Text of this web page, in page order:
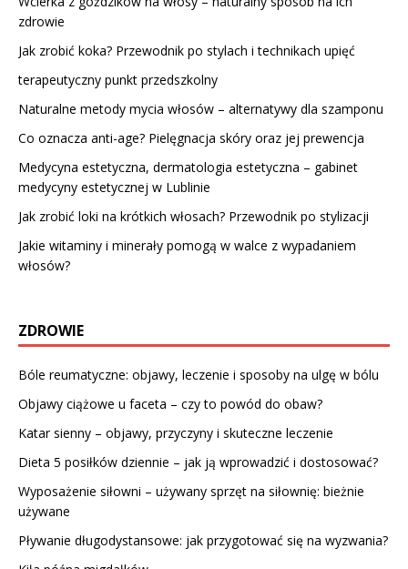
zdrowie
Jak zrobić koka? Przewodnik po stylach i technikach upięć
terapeutyczny punkt przedszkolny
Naturalne metody mycia włosów – alternatywy dla szamponu
Co oznacza anti-age? Pielęgnacja skóry oraz jej prewencja
Medycyna estetyczna, dermatologia estetyczna – gabinet
medycyny estetycznej w Lublinie
Jak zrobić loki na krótkich włosach? Przewodnik po stylizacji
Jakie witaminy i minerały pomogą w walce z wypadaniem
włosów?
ZDROWIE
Bóle reumatyczne: objawy, leczenie i sposoby na ulgę w bólu
Objawy ciążowe u faceta – czy to powód do obaw?
Katar sienny – objawy, przyczyny i skuteczne leczenie
Dieta 5 posiłków dziennie – jak ją wprowadzić i dostosować?
Wyposażenie siłowni – używany sprzęt na siłownię: bieżnie
używane
Pływanie długodystansowe: jak przygotować się na wyzwania?